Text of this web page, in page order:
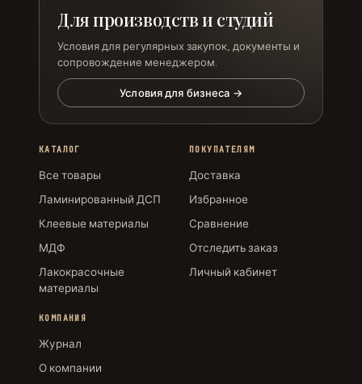
Для производств и студий
Условия для регулярных закупок, документы и
сопровождение менеджером.
Условия для бизнеса →
КАТАЛОГ
Все товары
Ламинированный ДСП
Клеевые материалы
МДФ
Лакокрасочные
материалы
ПОКУПАТЕЛЯМ
Доставка
Избранное
Сравнение
Отследить заказ
Личный кабинет
КОМПАНИЯ
Журнал
О компании